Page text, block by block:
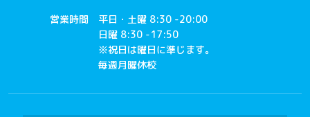
営業時間
平日・土曜 8:30 -20:00
日曜 8:30 -17:50
※祝日は曜日に準じます。
毎週月曜休校